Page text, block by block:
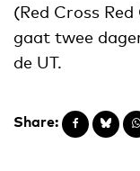
(Red Cross
gaat twee
de UT.
Share: